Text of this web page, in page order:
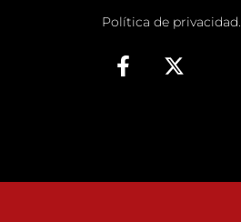
Política de privacidad.